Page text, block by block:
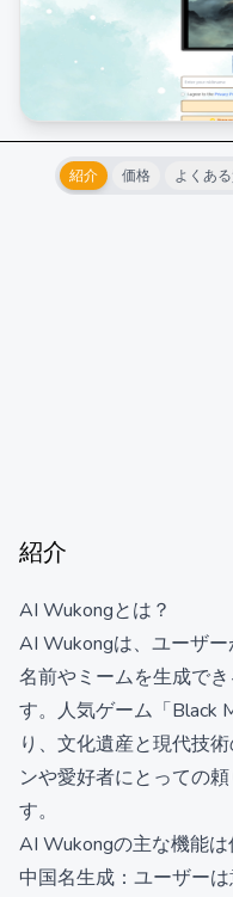
紹介 価格 よくあ
紹介
AI Wukongとは？
AI Wukongは、ユーザ
名前やミームを生成で
す。人気ゲーム「Black
り、文化遺産と現代技
ンや愛好者にとっての
す。
AI Wukongの主な機能は
中国名生成：ユーザー